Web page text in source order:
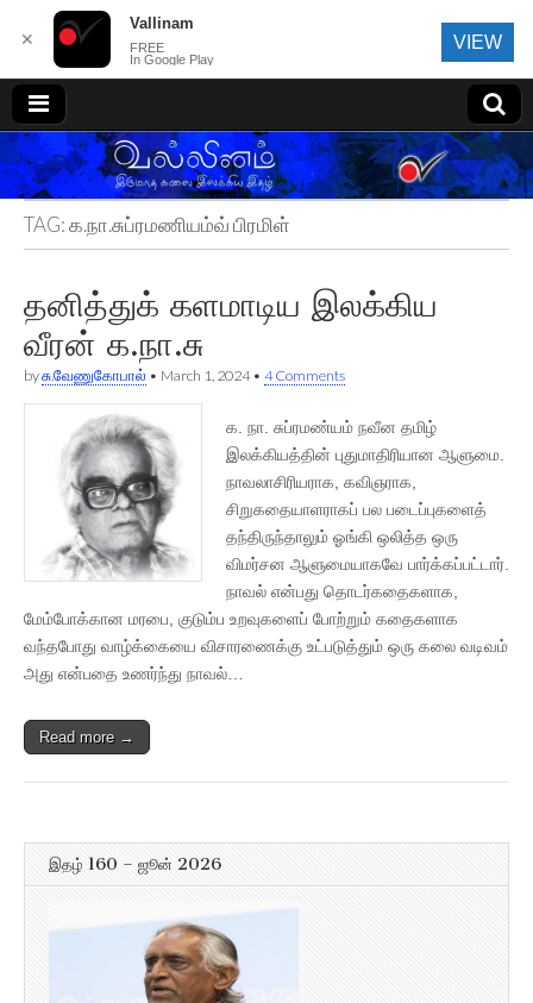
வல்லினம்
TAG:க.நா.சுப்ரமணியம்வ் பிரமிள்
தனித்துக் களமாடிய இலக்கிய
வீரன் க.நா.சு
byசு.வேணுகோபால் • March 1, 2024• 4 Comments
க. நா. சுப்ரமண்யம் நவீன தமிழ்
இலக்கியத்தின் புதுமாதிரியான ஆளுமை.
நாவலாசிரியராக, கவிஞராக,
சிறுகதையாளராகப் பல படைப்புகளைத்
தந்திருந்தாலும் ஓங்கி ஒலித்த ஒரு
விமர்சன ஆளுமையாகவே பார்க்கப்பட்டார்.
நாவல் என்பது தொடர்கதைகளாக,
மேம்போக்கான மரபை, குடும்ப உறவுகளைப் போற்றும் கதைகளாக
வந்தபோது வாழ்க்கையை விசாரணைக்கு உட்படுத்தும் ஒரு கலை வடிவம்
அது என்பதை உணர்ந்து நாவல்…
Read more →
இதழ் 160 – ஜூன் 2026
✕
Vallinam
FREE
In Google Play
VIEW